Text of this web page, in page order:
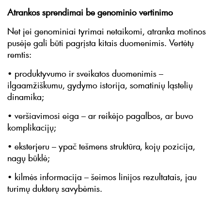
Atrankos sprendimai be genominio vertinimo
Net jei genominiai tyrimai netaikomi, atranka motinos
pusėje gali būti pagrįsta kitais duomenimis. Vertėtų
remtis:
• produktyvumo ir sveikatos duomenimis –
ilgaamžiškumu, gydymo istorija, somatinių ląstelių
dinamika;
• veršiavimosi eiga – ar reikėjo pagalbos, ar buvo
komplikacijų;
• eksterjeru – ypač tešmens struktūra, kojų pozicija,
nagų būklė;
• kilmės informacija – šeimos linijos rezultatais, jau
turimų dukterų savybėmis.